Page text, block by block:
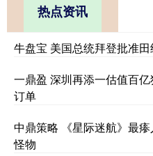
热点资讯
牛盘宝 美国总统拜登批准
一鼎盈 深圳再添一估值百
订单
中鼎策略 《星际迷航》最
怪物